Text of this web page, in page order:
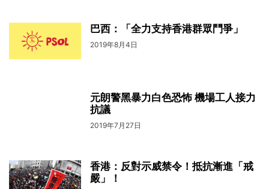
巴西：「全力支持香港群眾鬥爭」
2019年8月4日
元朗警黑暴力白色恐怖 機場工人接力
抗議
2019年7月27日
香港：反對示威禁令！抵抗漸進「戒
嚴」！